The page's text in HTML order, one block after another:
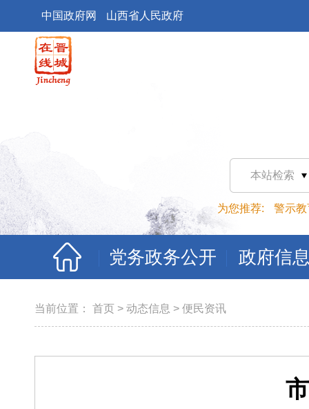
中国政府网 山西省人民政府
本站检索
为您推荐: 警示教
党务政务公开 政府信
当前位置： 首页 > 动态信息 > 便民资讯